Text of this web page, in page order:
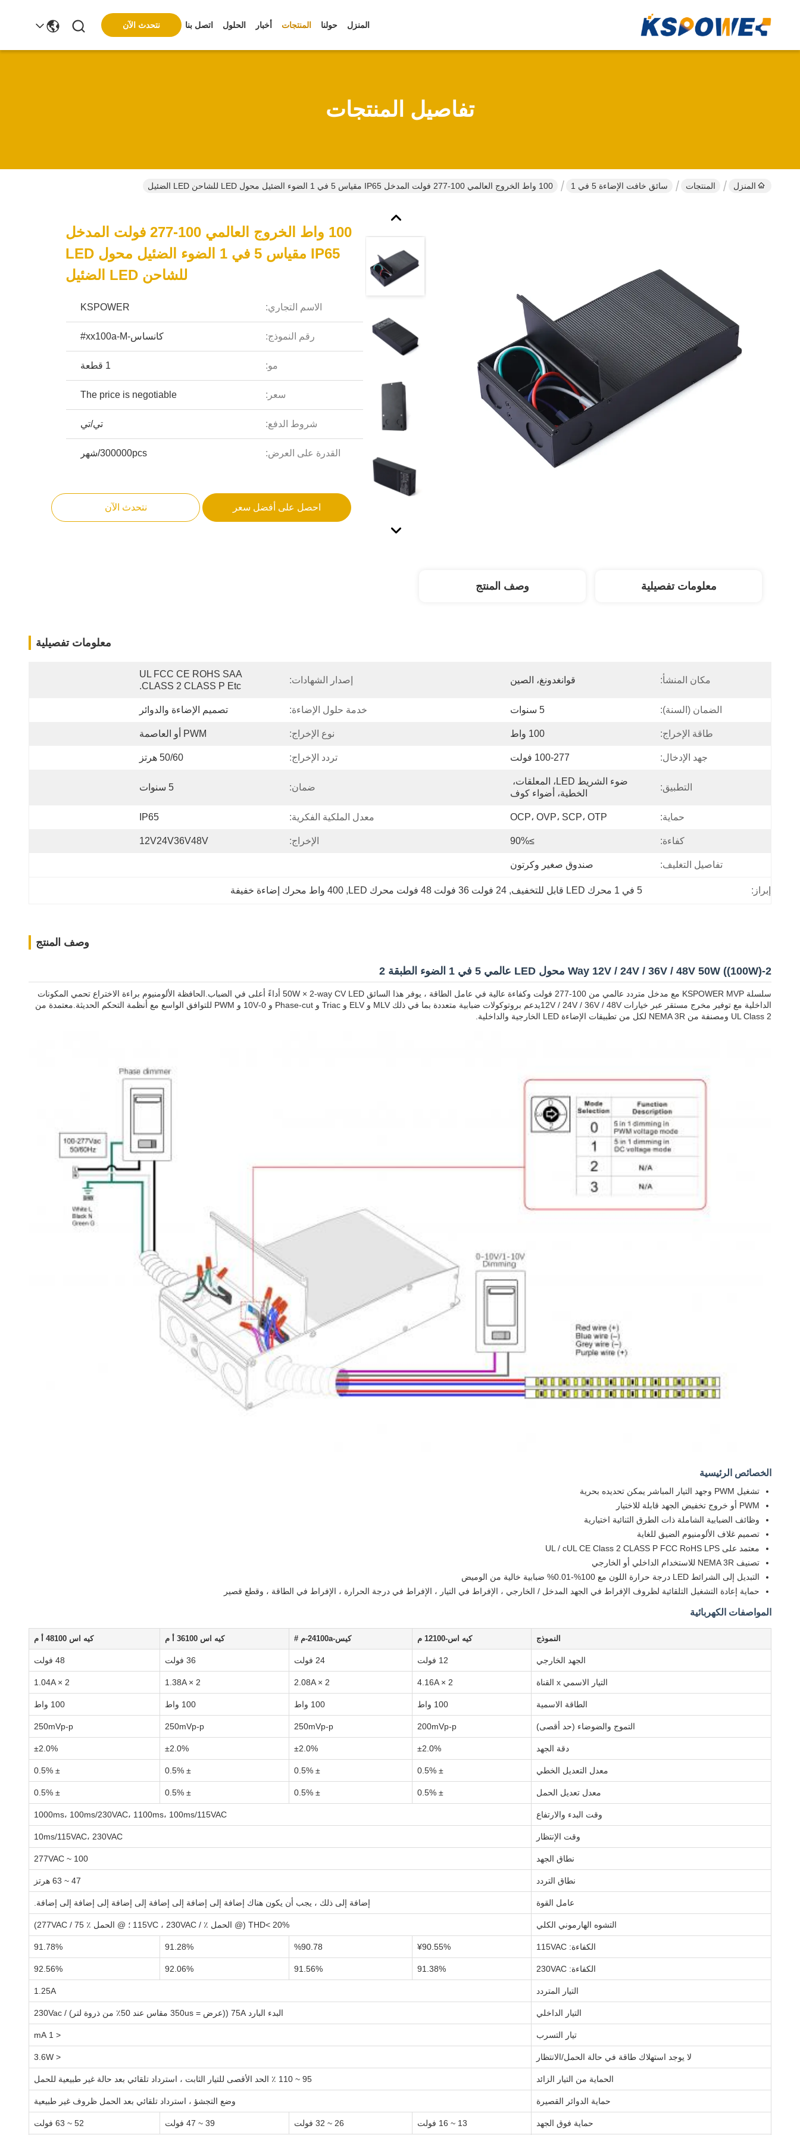
المنزل حولنا المنتجات أخبار الحلول اتصل بنا نتحدث الآن
تفاصيل المنتجات
المنزل المنتجات سائق خافت الإضاءة 5 في 1 100 واط الخروج العالمي 100-277 فولت المدخل IP65 مقياس 5 في 1 الضوء الضئيل محول LED للشاحن LED الضئيل
100 واط الخروج العالمي 100-277 فولت المدخل
IP65 مقياس 5 في 1 الضوء الضئيل محول LED
للشاحن LED الضئيل
الاسم التجاري: KSPOWER
رقم النموذج: كانساس-xx100a-M#
مو: 1 قطعة
سعر: The price is negotiable
شروط الدفع: تي/تي
القدرة على العرض: 300000pcs/شهر
احصل على أفضل سعر نتحدث الآن
معلومات تفصيلية وصف المنتج
معلومات تفصيلية
مكان المنشأ: قوانغدونغ، الصين إصدار الشهادات:
UL FCC CE ROHS SAA
CLASS 2 CLASS P Etc.
الضمان (السنة): 5 سنوات خدمة حلول الإضاءة: تصميم الإضاءة والدوائر
طاقة الإخراج: 100 واط نوع الإخراج: PWM أو العاصمة
جهد الإدخال: 100-277 فولت تردد الإخراج: 50/60 هرتز
التطبيق:
الخطية، أضواء كوف
ضمان: 5 سنوات
حماية: OCP، OVP، SCP، OTP معدل الملكية الفكرية: IP65
كفاءة: ≥90% الإخراج: 12V24V36V48V
تفاصيل التغليف: صندوق صغير وكرتون
إبراز: 5 في 1 محرك LED قابل للتخفيف , 24 فولت 36 فولت 48 فولت محرك LED , 400 واط محرك إضاءة خفيفة
وصف المنتج
2-Way 12V / 24V / 36V / 48V 50W ((100W) محول LED عالمي 5 في 1 الضوء الطبقة 2
سلسلة KSPOWER MVP مع مدخل متردد عالمي من 100-277 فولت وكفاءة عالية في عامل الطاقة ، يوفر هذا السائق 50W × 2-way CV LED أداءً أعلى في الضباب.الحافظة الألومنيوم براءة الاختراع تحمي المكونات
الداخلية مع توفير مخرج مستقر عبر خيارات 12V / 24V / 36V / 48Vيدعم بروتوكولات ضبابية متعددة بما في ذلك MLV و ELV و Triac و Phase-cut و 0-10V و PWM للتوافق الواسع مع أنظمة التحكم الحديثة.معتمدة من
UL Class 2 ومصنفة من NEMA 3R لكل من تطبيقات الإضاءة LED الخارجية والداخلية.
الخصائص الرئيسية
تشغيل PWM وجهد التيار المباشر يمكن تحديده بحرية
PWM أو خروج تخفيض الجهد قابلة للاختيار
وظائف الضبابية الشاملة ذات الطرق الثنائية اختيارية
تصميم غلاف الألومنيوم الضيق للغاية
معتمد على UL / cUL CE Class 2 CLASS P FCC RoHS LPS
تصنيف NEMA 3R للاستخدام الداخلي أو الخارجي
التبديل إلى الشرائط LED درجة حرارة اللون مع 100%-0.01% ضبابية خالية من الوميض
حماية إعادة التشغيل التلقائية لظروف الإفراط في الجهد المدخل / الخارجي ، الإفراط في التيار ، الإفراط في درجة الحرارة ، الإفراط في الطاقة ، وقطع قصير
المواصفات الكهربائية
النموذج كيه اس-12100 م كيس-24100a-م # كيه اس 36100 أ م كيه اس 48100 أ م
الجهد الخارجي 12 فولت 24 فولت 36 فولت 48 فولت
التيار الاسمي x القناة 4.16A × 2
2.08A × 2
1.38A × 2
1.04A × 2
الطاقة الاسمية 100 واط 100 واط 100 واط 100 واط
التموج والضوضاء (حد أقصى) 200mVp-p
250mVp-p
250mVp-p
250mVp-p
دقة الجهد ±2.0%
±2.0%
±2.0%
±2.0%
معدل التعديل الخطي ± 0.5%
± 0.5%
± 0.5%
± 0.5%
معدل تعديل الحمل ± 0.5%
± 0.5%
± 0.5%
± 0.5%
وقت البدء والارتفاع 1000ms، 100ms/230VAC، 1100ms، 100ms/115VAC
وقت الإنتظار 10ms/115VAC، 230VAC
نطاق الجهد 100 ~ 277VAC
نطاق التردد 47 ~ 63 هرتز
عامل القوة إضافة إلى ذلك ، يجب أن يكون هناك إضافة إلى إضافة إلى إضافة إلى إضافة إلى إضافة إلى إضافة.
التشوه الهارموني الكلي THD< 20% (@ الحمل ٪ / 115VC ، 230VAC ؛ @ الحمل ٪ 75 / 277VAC)
الكفاءة: 115VAC ¥90.55%
%90.78
91.28%
91.78%
الكفاءة: 230VAC 91.38%
91.56%
92.06%
92.56%
التيار المتردد 1.25A
التيار الداخلي البدء البارد 75A ((عرض = 350us مقاس عند 50٪ من ذروة لتر) / 230Vac
تيار التسرب < 1 mA
لا يوجد استهلاك طاقة في حالة الحمل/الانتظار < 3.6W
الحماية من التيار الزائد 95 ~ 110 ٪ الحد الأقصى للتيار الثابت ، استرداد تلقائي بعد حالة غير طبيعية للحمل
حماية الدوائر القصيرة وضع التجشؤ ، استرداد تلقائي بعد الحمل ظروف غير طبيعية
حماية فوق الجهد 13 ~ 16 فولت 26 ~ 32 فولت 39 ~ 47 فولت 52 ~ 63 فولت